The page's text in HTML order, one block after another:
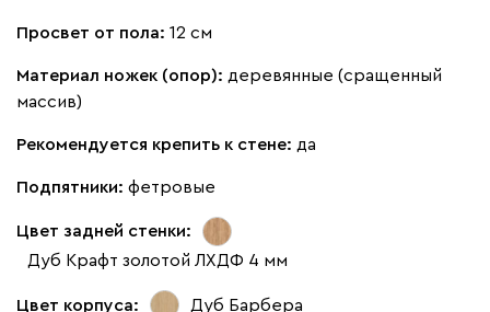
Просвет от пола: 12 см
Материал ножек (опор): деревянные (сращенный
массив)
Рекомендуется крепить к стене: да
Подпятники: фетровые
Цвет задней стенки:
Дуб Крафт золотой ЛХДФ 4 мм
Цвет корпуса: Дуб Барбера